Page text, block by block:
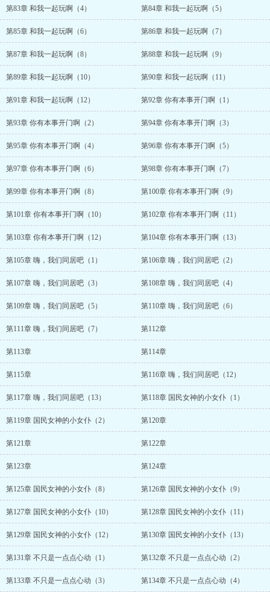
第83章 和我一起玩啊（4） 第84章 和我一起玩啊（5）
第85章 和我一起玩啊（6） 第86章 和我一起玩啊（7）
第87章 和我一起玩啊（8） 第88章 和我一起玩啊（9）
第89章 和我一起玩啊（10） 第90章 和我一起玩啊（11）
第91章 和我一起玩啊（12） 第92章 你有本事开门啊（1）
第93章 你有本事开门啊（2） 第94章 你有本事开门啊（3）
第95章 你有本事开门啊（4） 第96章 你有本事开门啊（5）
第97章 你有本事开门啊（6） 第98章 你有本事开门啊（7）
第99章 你有本事开门啊（8） 第100章 你有本事开门啊（9）
第101章 你有本事开门啊（10） 第102章 你有本事开门啊（11）
第103章 你有本事开门啊（12） 第104章 你有本事开门啊（13）
第105章 嗨，我们同居吧（1） 第106章 嗨，我们同居吧（2）
第107章 嗨，我们同居吧（3） 第108章 嗨，我们同居吧（4）
第109章 嗨，我们同居吧（5） 第110章 嗨，我们同居吧（6）
第111章 嗨，我们同居吧（7） 第112章
第113章 第114章
第115章 第116章 嗨，我们同居吧（12）
第117章 嗨，我们同居吧（13） 第118章 国民女神的小女仆（1）
第119章 国民女神的小女仆（2） 第120章
第121章 第122章
第123章 第124章
第125章 国民女神的小女仆（8） 第126章 国民女神的小女仆（9）
第127章 国民女神的小女仆（10） 第128章 国民女神的小女仆（11）
第129章 国民女神的小女仆（12） 第130章 国民女神的小女仆（13）
第131章 不只是一点点心动（1） 第132章 不只是一点点心动（2）
第133章 不只是一点点心动（3） 第134章 不只是一点点心动（4）